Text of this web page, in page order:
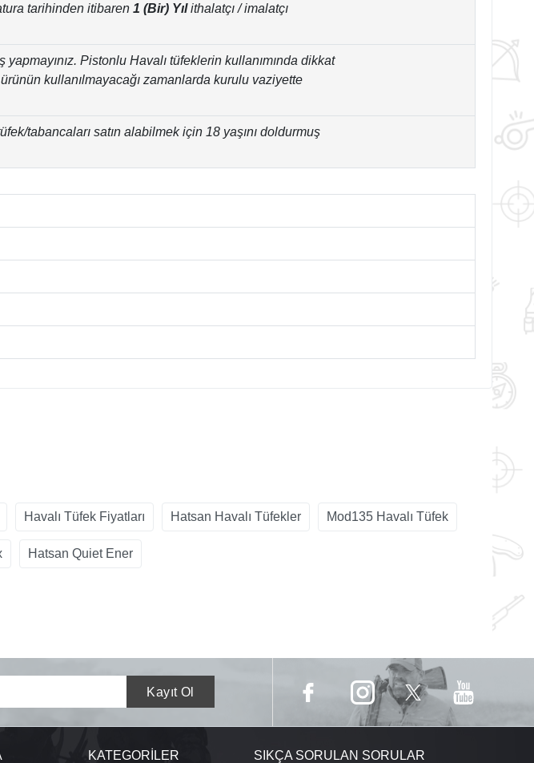
tarihinden itibaren 1 (Bir) Yılithalatçı / imalatçı
Pistonlu Havalı tüfeklerin kullanımında dikkat
kullanılmayacağı zamanlarda kurulu vaziyette
tabancaları satın alabilmek için 18 yaşını doldurmuş
Havalı Tüfek Fiyatları Hatsan Havalı Tüfekler Mod135 Havalı Tüfek
Hatsan Quiet Ener
KATEGORİLER SIKÇA SORULAN SORULAR